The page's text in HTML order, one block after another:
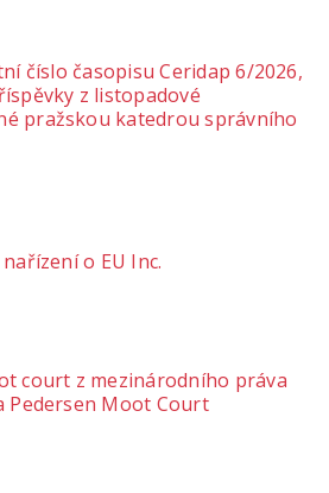
číslo časopisu Ceridap 6/2026,
z listopadové
pražskou katedrou správního
o EU Inc.
court z mezinárodního práva
Pedersen Moot Court